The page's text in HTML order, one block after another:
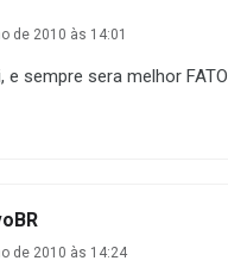
de 2010 às 14:01
e sempre sera melhor FATO
de 2010 às 14:24